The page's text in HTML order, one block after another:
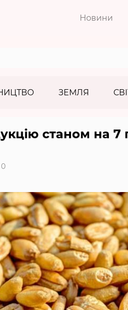
Новини
ЗЕМЛЯ
станом на 7